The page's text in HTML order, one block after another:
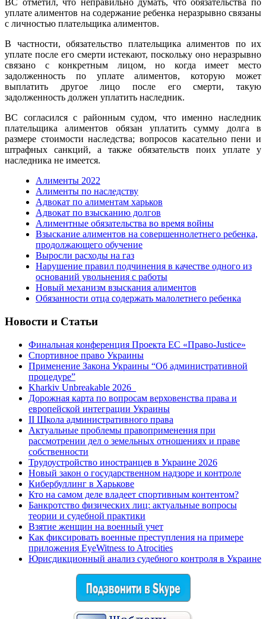
ВС отметил, что неправильно думать, что обязательства по
уплате алиментов на содержание ребенка неразрывно связаны
с личностью плательщика алиментов.
В частности, обязательство плательщика алиментов по их
уплате после его смерти истекают, поскольку оно неразрывно
связано с конкретным лицом, но когда имеет место
задолженность по уплате алиментов, которую может
выплатить другое лицо после его смерти, такую
задолженность должен уплатить наследник.
ВС согласился с районным судом, что именно наследник
плательщика алиментов обязан уплатить сумму долга в
размере стоимости наследства; вопросов касательно пени и
штрафных санкций, а также обязательств поих уплате у
наследника не имеется.
Алименты 2022
Алименты по наследству
Адвокат по алиментам харьков
Адвокат по взысканию долгов
Алиментные обязательства во время войны
Взыскание алиментов на совершеннолетнего ребенка,
продолжающего обучение
Выросли расходы на газ
Нарушение правил подчинения в качестве одного из
оснований увольнения с работы
Новый механизм взыскания алиментов
Обязанности отца содержать малолетнего ребенка
Новости и Статьи
Финальная конференция Проекта ЕС «Право-Justice»
Спортивное право Украины
Применение Закона Украины “Об административной
процедуре”
Kharkiv Unbreakable 2026_
Дорожная карта по вопросам верховенства права и
европейской интеграции Украины
II Школа административного права
Актуальные проблемы правоприменения при
рассмотрении дел о земельных отношениях и праве
собственности
Трудоустройство иностранцев в Украине 2026
Новый закон о государственном надзоре и контроле
Кибербуллинг в Харькове
Кто на самом деле владеет спортивным контентом?
Банкротство физических лиц: актуальные вопросы
теории и судебной практики
Взятие женщин на военный учет
Как фиксировать военные преступления на примере
приложения EyeWitness to Atrocities
Юрисдикционный анализ судебного контроля в Украине